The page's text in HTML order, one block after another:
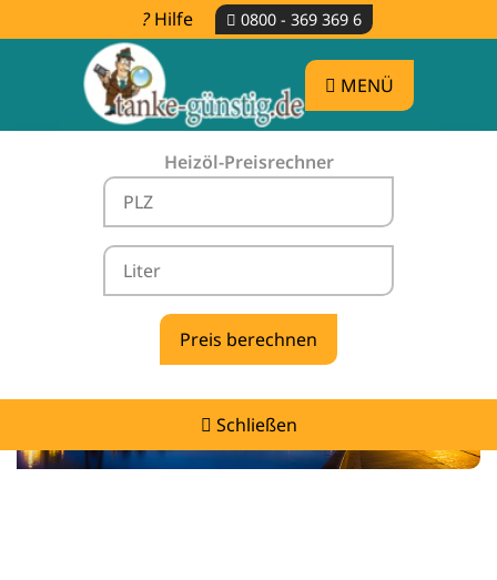
Hilfe 0800 - 369 369 6
MENÜ
Heizöl-Preisrechner
Schließen
Heizölpreise Aurich -
vergleichen & günstig tanken